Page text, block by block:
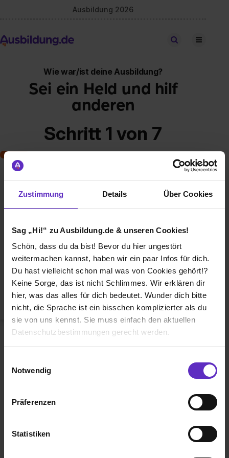
Zustimmung Details Über Cookies
Sag „Hi!“ zu Ausbildung.de & unseren Cookies!
Schön, dass du da bist! Bevor du hier ungestört
weitermachen kannst, haben wir ein paar Infos für dich.
Du hast vielleicht schon mal was von Cookies gehört!?
Keine Sorge, das ist nicht Schlimmes. Wir erklären dir
hier, was das alles für dich bedeutet. Wunder dich bitte
nicht, die Sprache ist ein bisschen komplizierter als du
sie von uns kennst. Sie muss einfach den aktuellen
Datenschutzbestimmungen gerecht werden.
Benutzung der Webseite getroffenen Einstellungen zu
Webseite zu analysieren („Statistiken“), um
Informationen zu deiner Verwendung unserer Website an
Notwendig
Präferenzen
Statistiken
Ausbildung 2026
Stellen finden
Wie war/ist deine Ausbildung?
Sei ein Held und hilf
anderen
Schritt 1 von 7
Klassische duale Berufsausbildung
Weiterbildung
Betriebsinterne Ausbildung
Abiturientenprogramm
Weiter zu Schritt 2
Studiumund